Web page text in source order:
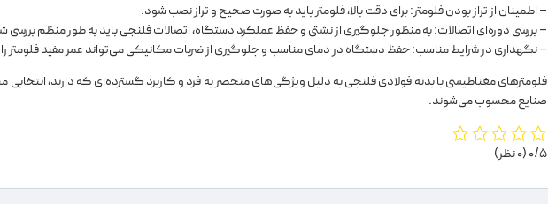
– اطمینان از تراز بودن فلومتر: برای دقت بالا، فلومتر باید به صورت صحیح و تراز نصب شود.
– بررسی دوره‌ای اتصالات: به منظور جلوگیری از نشتی و حفظ عملکرد دستگاه، اتصالات فلنجی باید به طور منظم بررسی
– نگهداری در شرایط مناسب: حفظ دستگاه در دمای مناسب و جلوگیری از ضربات مکانیکی می‌تواند عمر مفید فلومتر
فلومترهای مغناطیسی با بدنه فولادی فلنجی به دلیل ویژگی‌های منحصر به فرد و کاربرد گسترده‌ای که دارند، انتخابی
صنایع محسوب می‌شوند.
0/5(0 نظر)